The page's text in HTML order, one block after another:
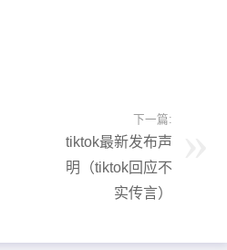
下一篇:
tiktok最新发布声
明（tiktok回应不
实传言）